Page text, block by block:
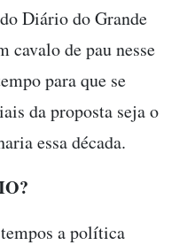
Diário do Grande
cavalo de pau nesse
para que se
da proposta seja o
essa década.
a política